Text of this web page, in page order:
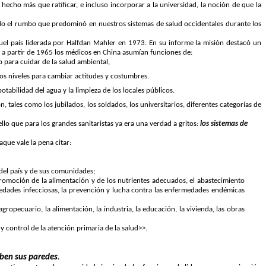
más que ratificar, e incluso incorporar a la universidad, la noción de que la
el rumbo que predominó en nuestros sistemas de salud occidentales durante los
país liderada por Halfdan Mahler en 1973. En su informe la misión destacó un
partir de 1965 los médicos en China asumían funciones de:
cuidar de la salud ambiental,
niveles para cambiar actitudes y costumbres.
del agua y la limpieza de los locales públicos.
tales como los jubilados, los soldados, los universitarios, diferentes categorías de
que para los grandes sanitaristas ya era una verdad a gritos:los sistemas de
vale la pena citar:
país y de sus comunidades;
de la alimentación y de los nutrientes adecuados, el abastecimiento
infecciosas, la prevención y lucha contra las enfermedades endémicas
la alimentación, la industria, la educación, la vivienda, las obras
control de la atención primaria de la salud>>.
sus paredes.